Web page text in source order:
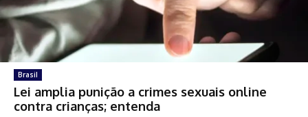
Brasil
Lei amplia punição a crimes sexuais online
contra crianças; entenda